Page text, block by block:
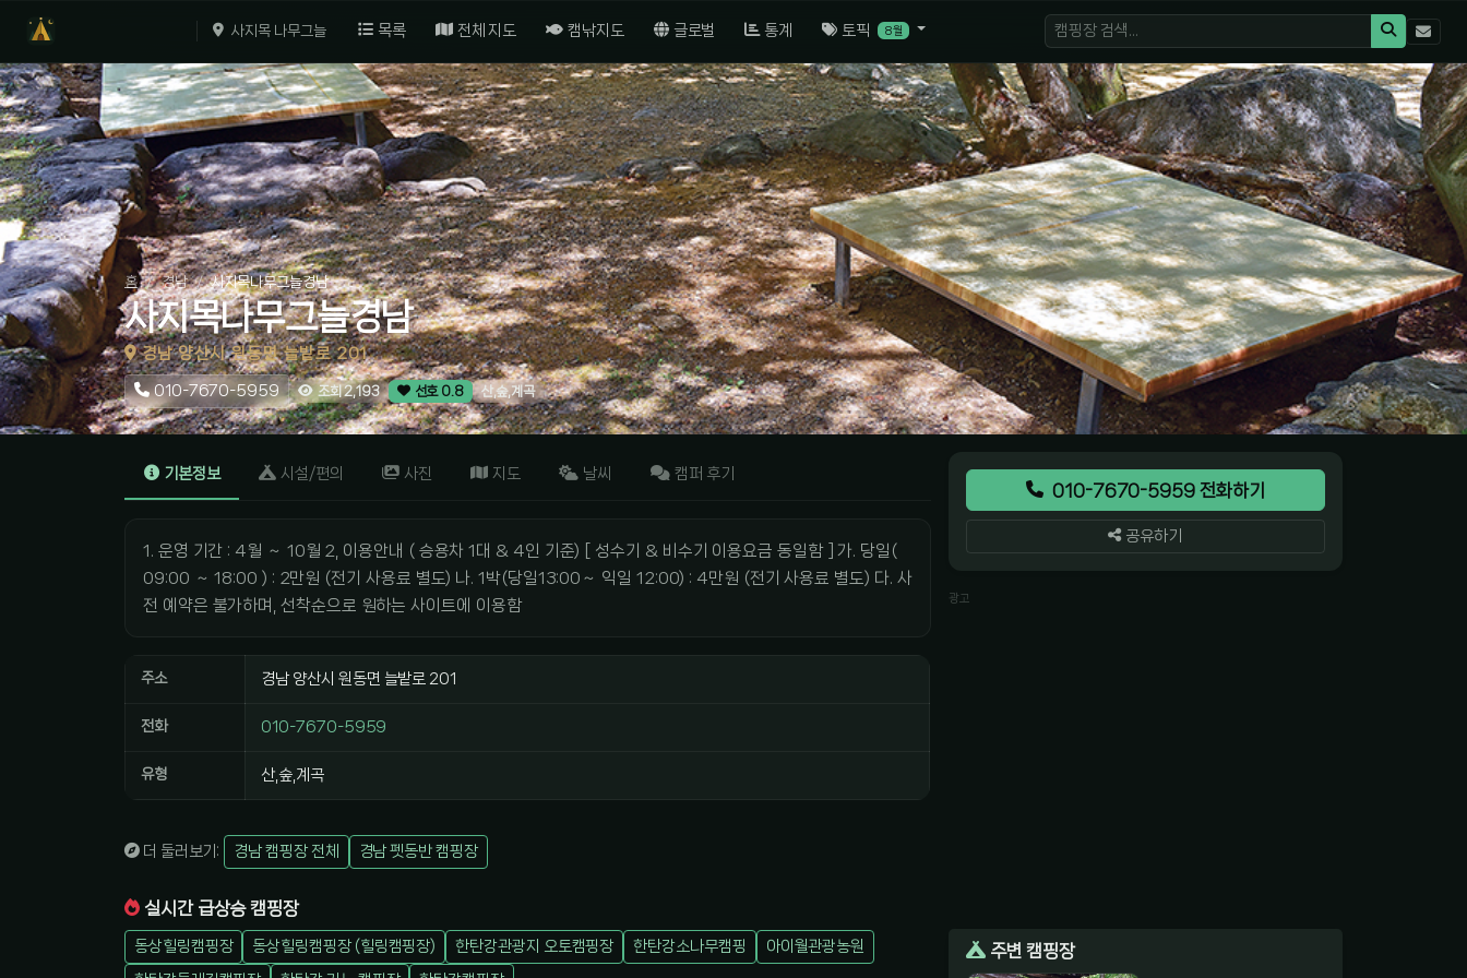
사지목 나무그늘 목록 전체 지도 캠낚지도 글로벌 통계 토픽 8월
홈 경남 사지목나무그늘경남
사지목나무그늘경남
경남 양산시 원동면 늘밭로 201
010-7670-5959 조회 2,193 선호 0.8 산,숲,계곡
기본정보 시설/편의 사진 지도 날씨 캠퍼 후기
1. 운영 기간 : 4월 ∼ 10월 2, 이용안내 ( 승용차 1대 & 4인 기준) [ 성수기 & 비수기 이용요금 동일함 ] 가. 당일(
09:00 ∼ 18:00 ) : 2만원 (전기 사용료 별도) 나. 1박(당일13:00∼ 익일 12:00) : 4만원 (전기 사용료 별도) 다. 사
전 예약은 불가하며, 선착순으로 원하는 사이트에 이용함
주소 경남 양산시 원동면 늘밭로 201
전화 010-7670-5959
유형 산,숲,계곡
더 둘러보기: 경남 캠핑장 전체 경남 펫동반 캠핑장
실시간 급상승 캠핑장
동상힐링캠핑장 동상힐링캠핑장 (힐링캠핑장) 한탄강관광지 오토캠핑장 한탄강소나무캠핑
아이월관광농원
010-7670-5959 전화하기
공유하기
광고
주변 캠핑장